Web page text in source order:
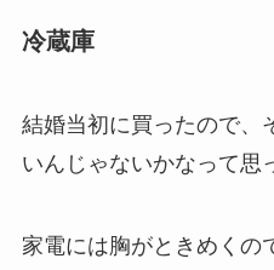
冷蔵庫
結婚当初に買ったので、
いんじゃないかなって思
家電には胸がときめくの